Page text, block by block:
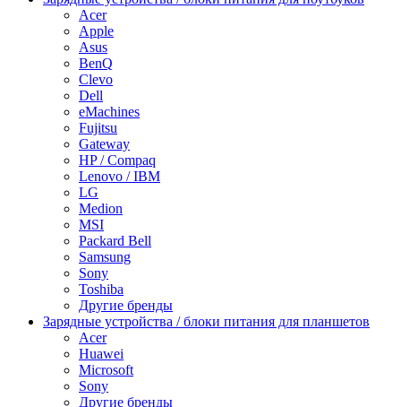
Acer
Apple
Asus
BenQ
Clevo
Dell
eMachines
Fujitsu
Gateway
HP / Compaq
Lenovo / IBM
LG
Medion
MSI
Packard Bell
Samsung
Sony
Toshiba
Другие бренды
Зарядные устройства / блоки питания для планшетов
Acer
Huawei
Microsoft
Sony
Другие бренды